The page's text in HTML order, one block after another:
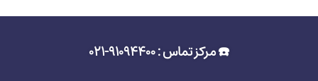
☎️ مرکز تماس : 91094400-021